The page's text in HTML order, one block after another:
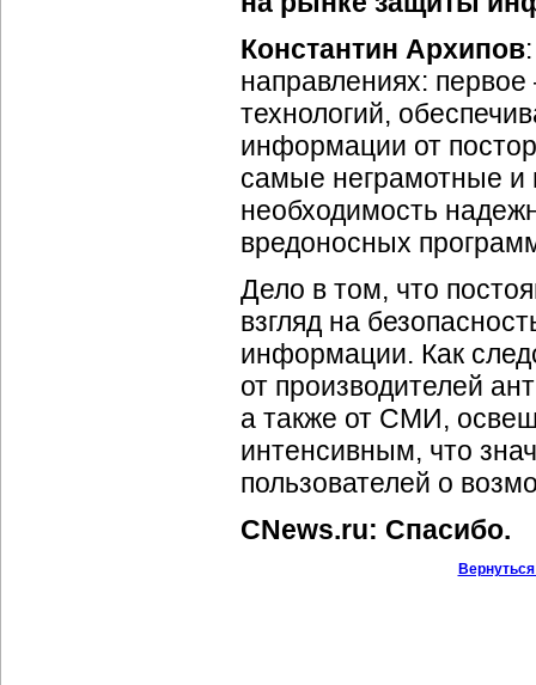
Константин Архипов
направлениях:
технологий,
информации от
самые неграмотные и
необходимость
вредоносных
Дело в том, что
взгляд на
информации. Как
от производителей
а также от СМИ,
интенсивным, что
пользователей о
CNews.ru: Спасибо.